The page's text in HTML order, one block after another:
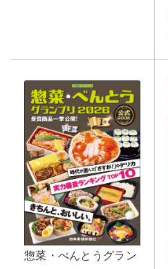
惣菜・べんとうグラン